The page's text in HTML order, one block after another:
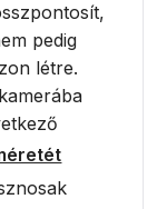
pedig
létre.